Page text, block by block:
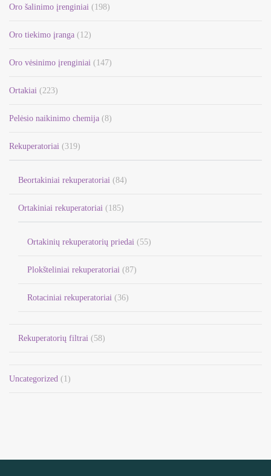
Oro šalinimo įrenginiai (198)
Oro tiekimo įranga (12)
Oro vėsinimo įrenginiai (147)
Ortakiai (223)
Pelėsio naikinimo chemija (8)
Rekuperatoriai (319)
Beortakiniai rekuperatoriai (84)
Ortakiniai rekuperatoriai (185)
Ortakinių rekuperatorių priedai (55)
Plokšteliniai rekuperatoriai (87)
Rotaciniai rekuperatoriai (36)
Rekuperatorių filtrai (58)
Uncategorized (1)